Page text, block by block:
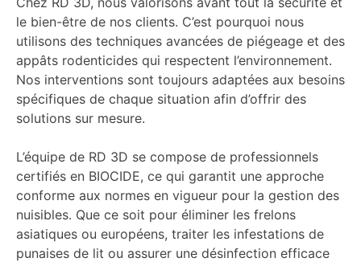
le bien-être de nos clients. C’est pourquoi nous
utilisons des techniques avancées de piégeage et des
appâts rodenticides qui respectent l’environnement.
Nos interventions sont toujours adaptées aux besoins
spécifiques de chaque situation afin d’offrir des
solutions sur mesure.
L’équipe de RD 3D se compose de professionnels
certifiés en BIOCIDE, ce qui garantit une approche
conforme aux normes en vigueur pour la gestion des
nuisibles. Que ce soit pour éliminer les frelons
asiatiques ou européens, traiter les infestations de
punaises de lit ou assurer une désinfection efficace